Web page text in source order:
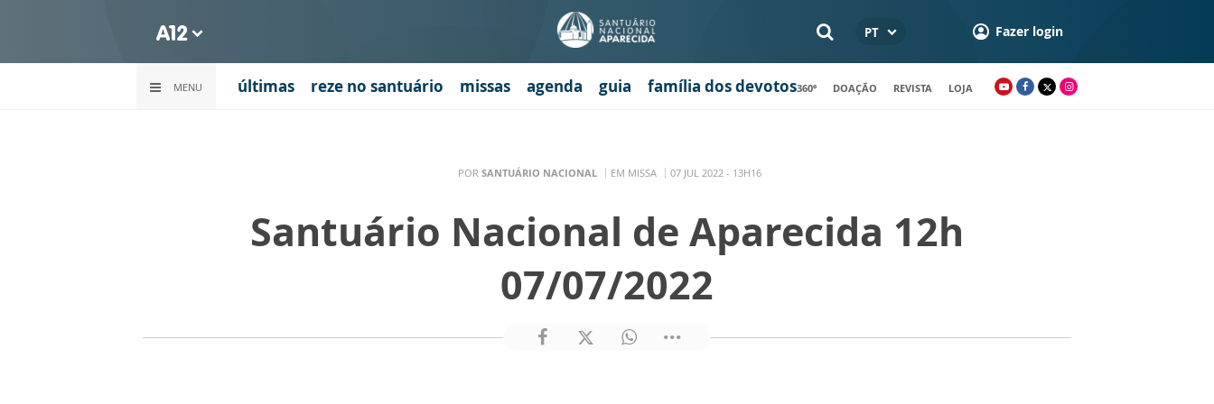
PT Fazer login
MENU últimas reze no santuário missas agenda guia família dos devotos360º DOAÇÃO REVISTA LOJA
POR SANTUÁRIO NACIONAL EM MISSA 07 JUL 2022 - 13H16
Santuário Nacional de Aparecida 12h
07/07/2022